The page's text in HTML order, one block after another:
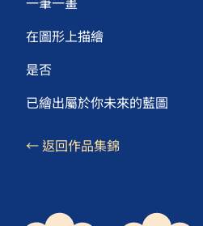
在圖形上描繪
是否
已繪出屬於你未來的藍圖
← 返回作品集錦